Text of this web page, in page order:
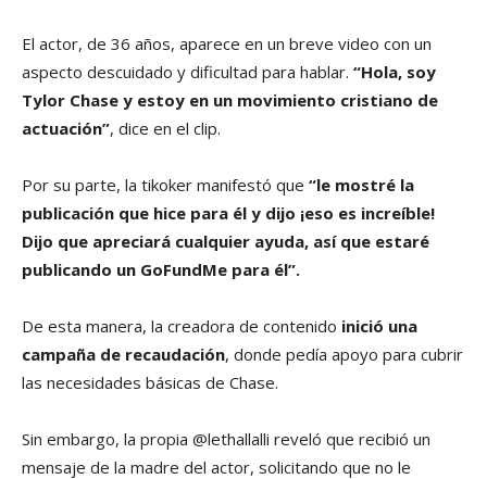
El actor, de 36 años, aparece en un breve video con un
aspecto descuidado y dificultad para hablar. “Hola, soy
Tylor Chase y estoy en un movimiento cristiano de
actuación”, dice en el clip.
Por su parte, la tikoker manifestó que “le mostré la
publicación que hice para él y dijo ¡eso es increíble!
Dijo que apreciará cualquier ayuda, así que estaré
publicando un GoFundMe para él”.
De esta manera, la creadora de contenido inició una
campaña de recaudación, donde pedía apoyo para cubrir
las necesidades básicas de Chase.
Sin embargo, la propia @lethallalli reveló que recibió un
mensaje de la madre del actor, solicitando que no le